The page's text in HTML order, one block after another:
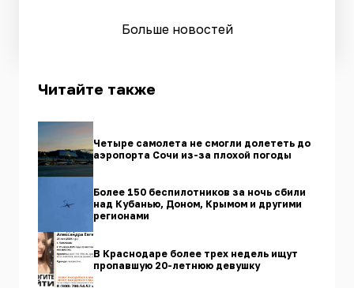
Больше новостей
Читайте также
Четыре самолета не смогли долететь до
аэропорта Сочи из-за плохой погоды
Более 150 беспилотников за ночь сбили
над Кубанью, Доном, Крымом и другими
регионами
В Краснодаре более трех недель ищут
пропавшую 20-летнюю девушку